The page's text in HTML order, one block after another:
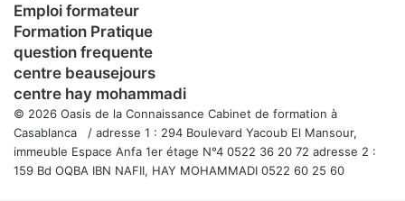
Emploi formateur
Formation Pratique
question frequente
centre beausejours
centre hay mohammadi
© 2026 Oasis de la Connaissance Cabinet de formation à
Casablanca / adresse 1 : 294 Boulevard Yacoub El Mansour,
immeuble Espace Anfa 1er étage N°4 0522 36 20 72 adresse 2 :
159 Bd OQBA IBN NAFII, HAY MOHAMMADI 0522 60 25 60